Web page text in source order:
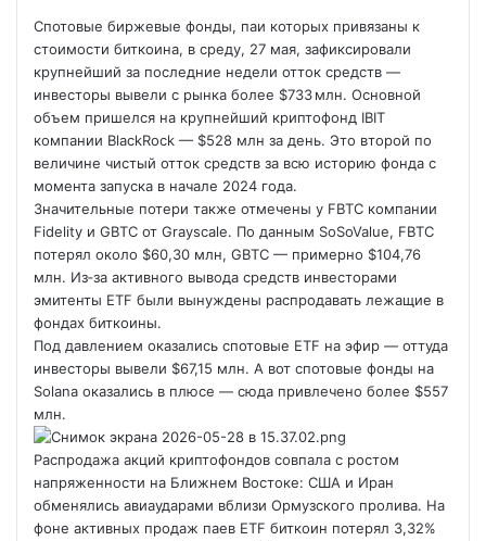
Cпотовые биржевые фонды, паи которых привязаны к
стоимости биткоина, в среду, 27 мая, зафиксировали
крупнейший за последние недели отток средств —
инвесторы вывели с рынка более $733 млн. Основной
объем пришелся на крупнейший криптофонд IBIT
компании BlackRock — $528 млн за день. Это второй по
величине чистый отток средств за всю историю фонда с
момента запуска в начале 2024 года.
Значительные потери также отмечены у FBTC компании
Fidelity и GBTC от Grayscale. По данным SoSoValue, FBTC
потерял около $60,30 млн, GBTC — примерно $104,76
млн. Из‑за активного вывода средств инвесторами
эмитенты ETF были вынуждены распродавать лежащие в
фондах биткоины.
Под давлением оказались спотовые ETF на эфир — оттуда
инвесторы вывели $67,15 млн. А вот спотовые фонды на
Solana оказались в плюсе — сюда привлечено более $557
млн.
Распродажа акций криптофондов совпала с ростом
напряженности на Ближнем Востоке: США и Иран
обменялись авиаударами вблизи Ормузского пролива. На
фоне активных продаж паев ETF биткоин потерял 3,32%